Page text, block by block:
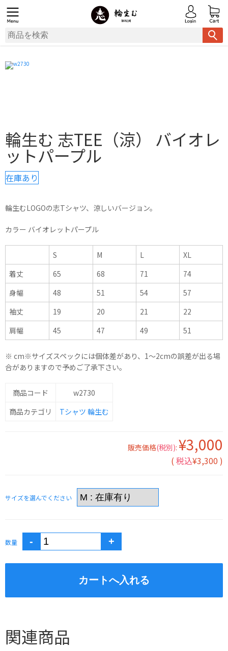
輪生む 志TEE（涼） バイオレ
ットパープル
在庫あり
輪生むLOGOの志Tシャツ、涼しいバージョン。
カラー バイオレットパープル
S M L
XL
着丈
65 68 71
74
身幅
48 51 54
57
袖丈
19 20 21
22
肩幅
45 47 49 51
※ cm※サイズスペックには個体差があり、1～2cmの誤差が出る場
合がありますので予めご了承下さい。
商品コード
w2730
商品カテゴリ
Tシャツ 輪生む
販売価格(税別): ¥3,000
( 税込¥3,300 )
サイズを選んでください
数量
関連商品